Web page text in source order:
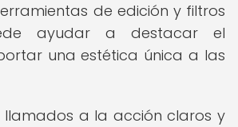
de edición y filtros
ayudar a destacar el
una estética única a las
llamados a la acción claros y